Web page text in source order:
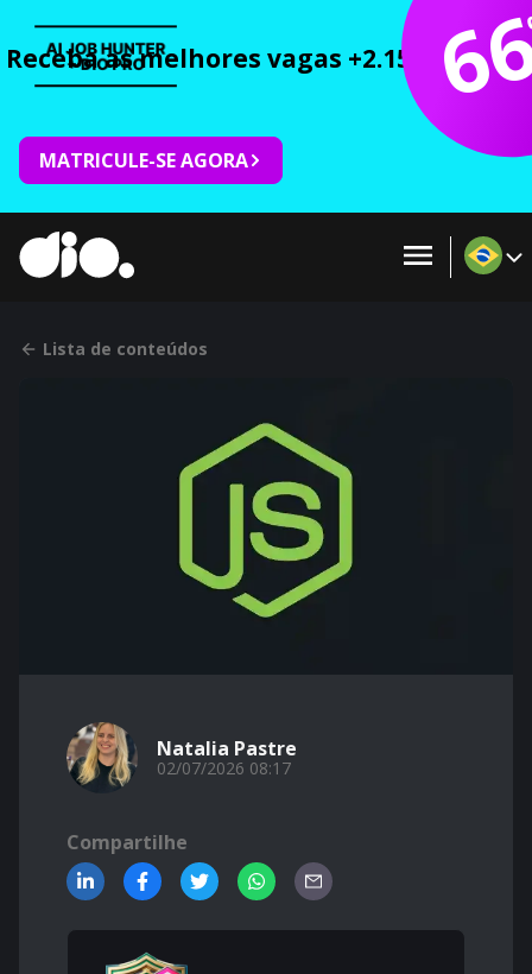
Receba as melhores vagas +2.150 cursos
MATRICULE-SE AGORA
Lista de conteúdos
Natalia Pastre
02/07/2026 08:17
Compartilhe